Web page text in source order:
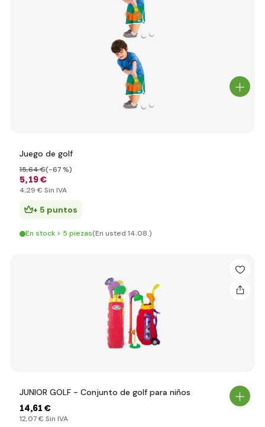
Juego de golf
5,19 €
15,64 €(-67 %)
4,29 € Sin IVA
+ 5 puntos
En stock > 5 piezas(En usted 14.08.)
JUNIOR GOLF - Conjunto de golf para niños
14,61 €
12,07 € Sin IVA